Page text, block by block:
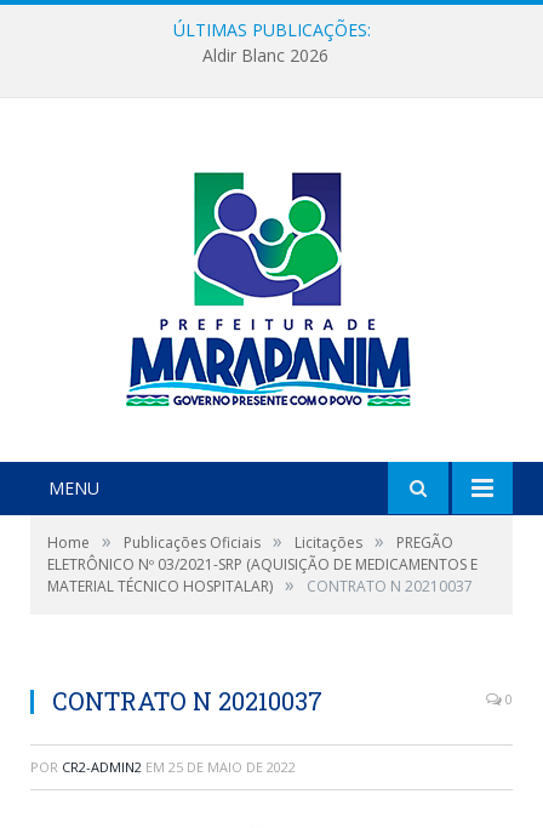
ÚLTIMAS PUBLICAÇÕES:
Aldir Blanc 2026
MENU
Home » Publicações Oficiais » Licitações »
PREGÃO
ELETRÔNICO Nº 03/2021-SRP (AQUISIÇÃO DE MEDICAMENTOS E
MATERIAL TÉCNICO HOSPITALAR) » CONTRATO N 20210037
CONTRATO N 20210037 0
POR CR2-ADMIN2 EM 25 DE MAIO DE 2022